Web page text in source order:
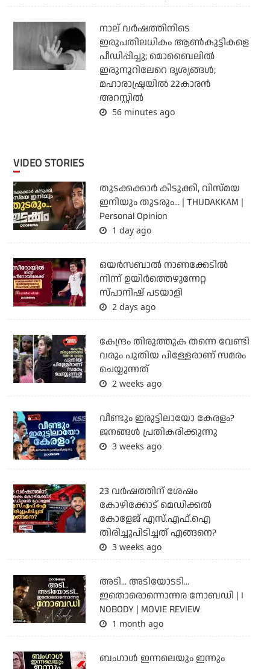
നാല് വര്‍ഷത്തിനിടെ
ഇരുപതിലധികം ആണ്‍കുട്ടികളെ
പീഡിപ്പിച്ചു; മൊബൈലില്‍
ഇരുനൂറിലേറെ ദൃശ്യങ്ങള്‍;
മഹാരാഷ്ട്രയില്‍ 22കാരന്‍
അറസ്റ്റില്‍
56 minutes ago
VIDEO STORIES
തുടക്കക്കാര്‍ കിടുക്കി, വിസ്മയ
ഇനിയും തുടരും... | THUDAKKAM |
Personal Opinion
1 day ago
ഒയര്‍സബാൽ നാണക്കേടിൽ
നിന്ന് ഉയിർത്തെഴുന്നേറ്റ
സ്പാനിഷ് പടയാളി
2 days ago
കേന്ദ്രം തിരുത്തുക തന്നെ വേണ്ടി
വരും പുതിയ പിള്ളേരാണ് സമരം
ചെയ്യുന്നത്
2 weeks ago
വീണ്ടും ഇരുട്ടിലായോ കേരളം?
ജനങ്ങൾ പ്രതികരിക്കുന്നു
3 weeks ago
23 വർഷത്തിന് ശേഷം
കോഴിക്കോട് മെഡിക്കൽ
കോളേജ് എസ്.എഫ്.ഐ
തിരിച്ചുപിടിച്ചത് എങ്ങനെ?
3 weeks ago
അടി... അടിയോടടി...
ഇതൊരൊന്നൊന്നര നോബഡി | I
NOBODY | MOVIE REVIEW
1 month ago
ബംഗാള്‍ ഇന്നലെയും ഇന്നും